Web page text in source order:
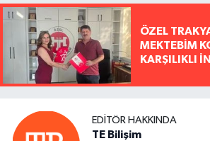
ÖZEL
MEKTEBİM
KARŞILIKLI
EDITÖR HAKKINDA
TE Bilişim